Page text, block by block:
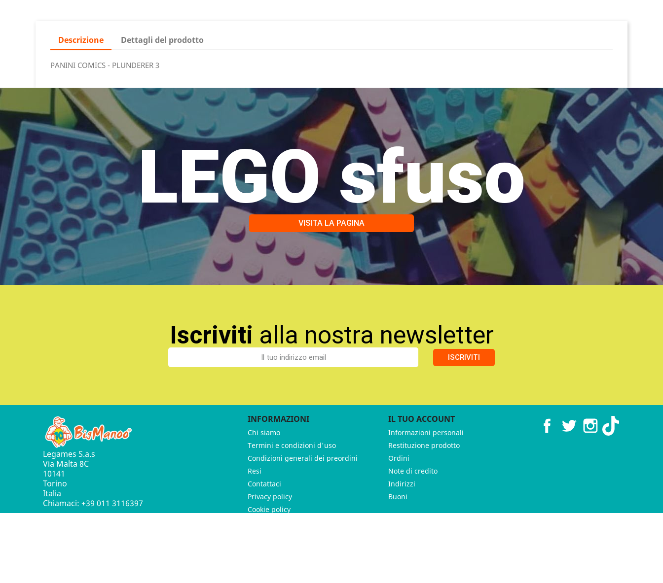
Descrizione Dettagli del prodotto
PANINI COMICS - PLUNDERER 3
LEGO sfuso
VISITA LA PAGINA
Iscriviti alla nostra newsletter
ISCRIVITI
Legames S.a.s
Via Malta 8C
10141
Torino
Italia
Chiamaci: +39 011 3116397
INFORMAZIONI
Chi siamo
Termini e condizioni d'uso
Condizioni generali dei preordini
Resi
Contattaci
Privacy policy
Cookie policy
IL TUO ACCOUNT
Informazioni personali
Restituzione prodotto
Ordini
Note di credito
Indirizzi
Buoni
FacebookTwitter Instagram